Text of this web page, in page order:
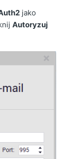
jako
Autoryzuj